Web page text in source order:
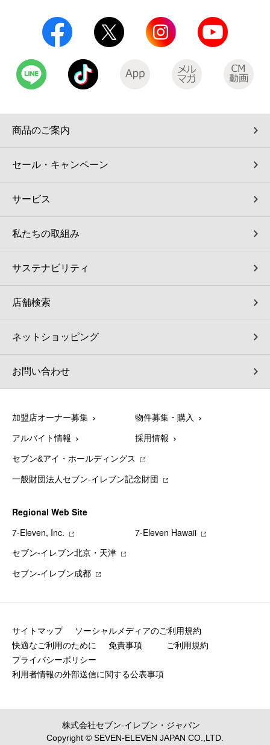
商品のご案内
セール・キャンペーン
サービス
私たちの取組み
サステナビリティ
店舗検索
ネットショッピング
お問い合わせ
加盟店オーナー募集 物件募集・購入
アルバイト情報 採用情報
セブン&アイ・ホールディングス
一般財団法人セブン-イレブン記念財団
Regional Web Site
7‐Eleven, Inc.
7‐Eleven Hawaii
セブン‐イレブン北京・天津
セブン‐イレブン成都
サイトマップ
ソーシャルメディアのご利用規約
快適なご利用のために
免責事項
ご利用規約
プライバシーポリシー
利用者情報の外部送信に関する公表事項
株式会社セブン‐イレブン・ジャパン
Copyright © SEVEN-ELEVEN JAPAN CO.,LTD.